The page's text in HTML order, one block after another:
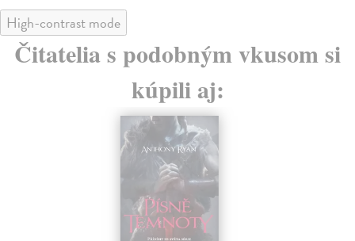
High-contrast mode
Čitatelia s podobným vkusom si
kúpili aj: